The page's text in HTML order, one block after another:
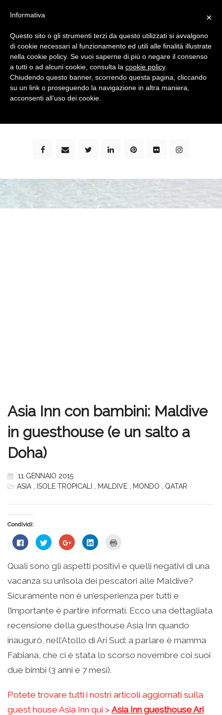
bimbi e viaggi - family travel blog: community #1 in
Asia Inn con bambini: Maldive
in guesthouse (e un salto a
Doha)
11 GENNAIO 2015
ASIA
ISOLE TROPICALI MALDIVE MONDO QATAR
Condividi:
Fai
clic
su
Facebook
apre
una
nuova
finestra)
Fai
clic
condividere
su
Twitter
(Si
in
una
nuova
finestra)
Fai
clic
condividere
su
Google+
(Si
in
una
nuova
finestra)
Fai
clic
condividere
su
LinkedIn
(Si
apre
in
una
nuova
finestra)
stampare
(Si
apre
in
nuova
finestra)
Quali sono gli aspetti positivi e quelli negativi di una
vacanza su un’isola dei pescatori alle Maldive?
Sicuramente non è un’esperienza per tutti e
l’importante è partire informati. Ecco una dettagliata
recensione della guesthouse Asia Inn quando
inaugurò, nell’Atollo di Ari Sud: a parlare è mamma
Fabiana, che ci è stata lo scorso novembre coi suoi
due bimbi (3 anni e 7 mesi).
Potete trovare tutti i nostri articoli aggiornati sulla
guest house Asia Inn qui > Asia Inn guesthouse Ari
×
Informativa
Questo sito o gli strumenti terzi da questo utilizzati si avvalgono
di cookie necessari al funzionamento ed utili alle finalità illustrate
nella cookie policy. Se vuoi saperne di più o negare il consenso
a tutti o ad alcuni cookie, consulta la cookie policy.
Chiudendo questo banner, scorrendo questa pagina, cliccando
su un link o proseguendo la navigazione in altra maniera,
acconsenti all’uso dei cookie.